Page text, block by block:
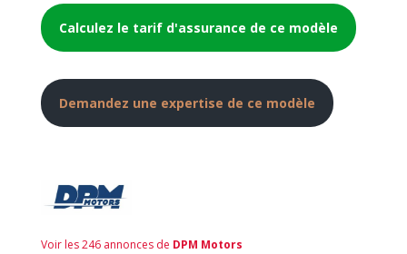
Calculez le tarif d'assurance de ce modèle
Demandez une expertise de ce modèle
Voir les 246 annonces de DPM Motors